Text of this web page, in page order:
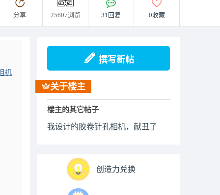
分享 25607浏览 31回复 0收藏
机
撰写新帖
关于楼主
楼主的其它帖子
我设计的胶卷针孔相机，献丑了
创造力兑换